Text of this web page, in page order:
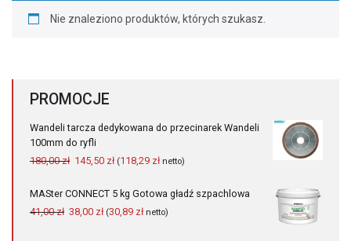
Nie znaleziono produktów, których szukasz.
PROMOCJE
Wandeli tarcza dedykowana do przecinarek Wandeli
100mm do ryfli
180,00zł Pierwotna
wynosiła:
145,50 złAktualna
wynosi:
(118,29 złnetto)
MASter CONNECT 5 kg Gotowa gładź szpachlowa
41,00zł Pierwotna
38,00 złAktualna
(30,89 złnetto)